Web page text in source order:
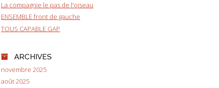
La compagnie le pas de l'oiseau
ENSEMBLE front de gauche
TOUS CAPABLE GAP
ARCHIVES
novembre 2025
août 2025